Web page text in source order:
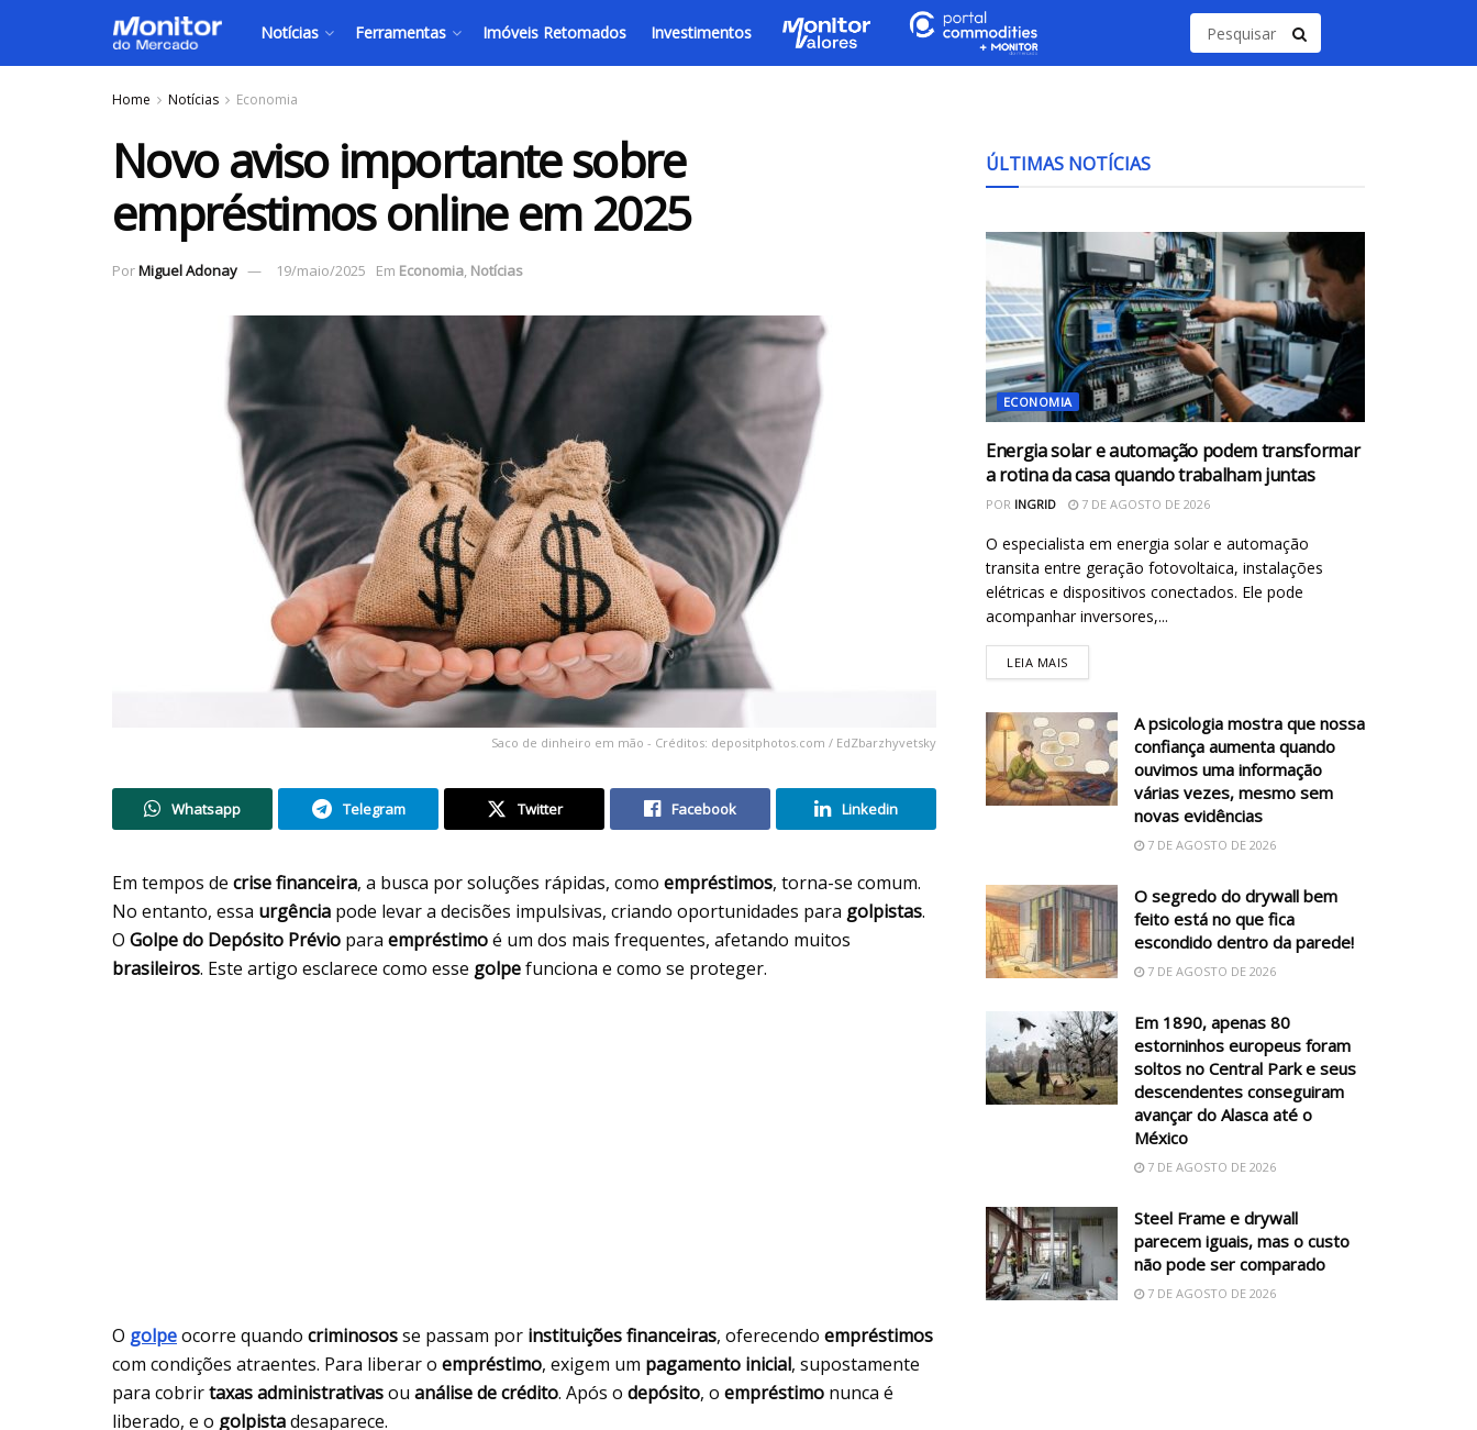
Notícias Ferramentas Imóveis Retomados Investimentos
Home Notícias Economia
Novo aviso importante sobre
empréstimos online em 2025
PorMiguel Adonay 19/maio/2025 Em Economia, Notícias
Saco de dinheiro em mão - Créditos: depositphotos.com / EdZbarzhyvetsky
Whatsapp Telegram Twitter Facebook Linkedin
Em tempos de crise financeira, a busca por soluções rápidas, como empréstimos, torna-se comum.
No entanto, essa urgência pode levar a decisões impulsivas, criando oportunidades para golpistas.
O Golpe do Depósito Prévio para empréstimoé um dos mais frequentes, afetando muitos
brasileiros. Este artigo esclarece como esse golpefunciona e como se proteger.
O golpeocorre quando criminososse passam por instituições financeiras, oferecendo empréstimos
com condições atraentes. Para liberar o empréstimo, exigem um pagamento inicial, supostamente
para cobrirtaxas administrativasou análise de crédito. Após o depósito, o empréstimo nunca é
liberado, e o golpistadesaparece.
ÚLTIMAS NOTÍCIAS
ECONOMIA
Energia solar e automação podem transformar
a rotina da casa quando trabalham juntas
POR INGRID 7 DE AGOSTO DE 2026
O especialista em energia solar e automação
transita entre geração fotovoltaica, instalações
elétricas e dispositivos conectados. Ele pode
acompanhar inversores,...
LEIA MAIS
A psicologia mostra que nossa
confiança aumenta quando
ouvimos uma informação
várias vezes, mesmo sem
novas evidências
7 DE AGOSTO DE 2026
O segredo do drywall bem
feito está no que fica
escondido dentro da parede!
7 DE AGOSTO DE 2026
Em 1890, apenas 80
estorninhos europeus foram
soltos no Central Park e seus
descendentes conseguiram
avançar do Alasca até o
México
7 DE AGOSTO DE 2026
Steel Frame e drywall
parecem iguais, mas o custo
não pode ser comparado
7 DE AGOSTO DE 2026